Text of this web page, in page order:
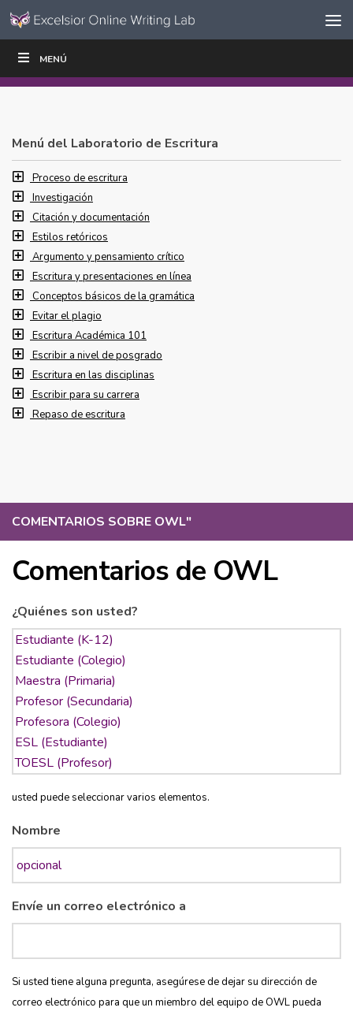
Ir al contenido
navegación
MENÚ
COMENTARIOS SOBRE OWL"
Comentarios de OWL
¿Quiénes son usted?
usted puede seleccionar varios elementos.
Nombre
Envíe un correo electrónico a
Si usted tiene alguna pregunta, asegúrese de dejar su dirección de
correo electrónico para que un miembro del equipo de OWL pueda
ESCRIBIR
Menú del Laboratorio de Escritura
Proceso de escritura
Investigación
Citación y documentación
Estilos retóricos
Argumento y pensamiento crítico
Escritura y presentaciones en línea
Conceptos básicos de la gramática
Evitar el plagio
Escritura Académica 101
Escribir a nivel de posgrado
Escritura en las disciplinas
Escribir para su carrera
Repaso de escritura